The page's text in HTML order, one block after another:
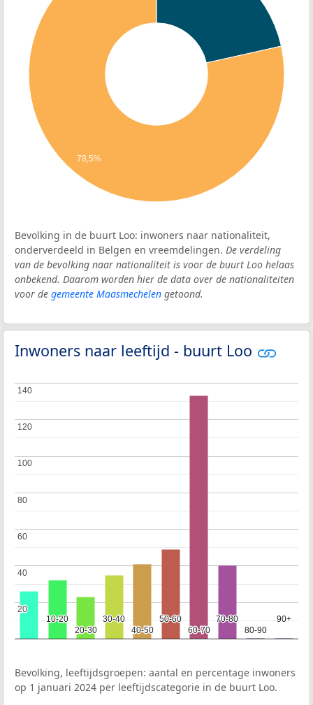
78,5%
Bevolking in de buurt Loo: inwoners naar nationaliteit,
onderverdeeld in Belgen en vreemdelingen. De verdeling
van de bevolking naar nationaliteit is voor de buurt Loo helaas
onbekend. Daarom worden hier de data over de nationaliteiten
voor de gemeente Maasmechelen getoond.
Inwoners naar leeftijd - buurt Loo
10-20
10-20
20-30
20-30
30-40
30-40
40-50
40-50
50-60
50-60
60-70
60-70
70-80
70-80
80-90
80-90
90+
90+
20
20
40
40
60
60
80
80
100
100
120
120
140
140
Bevolking, leeftijdsgroepen: aantal en percentage inwoners
op 1 januari 2024 per leeftijdscategorie in de buurt Loo.